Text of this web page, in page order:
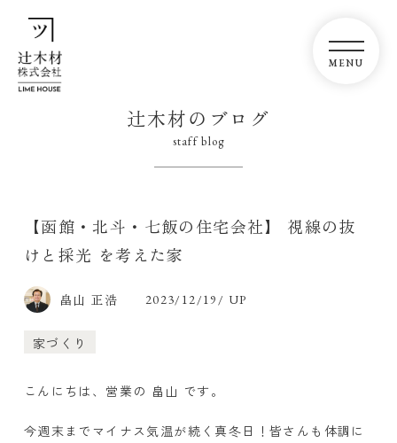
辻木材のブログ
staff blog
【函館・北斗・七飯の住宅会社】 視線の抜
けと採光 を考えた家
畠山 正浩 2023/12/19/ UP
家づくり
こんにちは、営業の 畠山 です。
今週末までマイナス気温が続く真冬日！皆さんも体調に